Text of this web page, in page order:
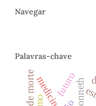
Navegar
Palavras-chave
medicinafuturo